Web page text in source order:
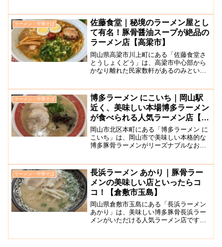
小麦粉をブレンドした低加水の中太麺が
特徴的。麺はもっちりと...
ラーメン・中華そば
佐藤食堂｜秘境のラーメン屋とし
て有名！豚骨醤油スープが絶品の
ラーメン店【高梁市】
岡山県高梁市川上町にある「佐藤食堂さ
とうしょくどう」は、高梁市中心部から
かなり離れた民家数軒があるのみという
き、のどかな景色にとても癒やされま
す。春には、春には桜が咲き...
ラーメン・中華そば
博多ラーメン にこいち｜岡山駅
近く、美味しい本場博多ラーメン
が食べられる人気ラーメン店【岡
山本町】
岡山市北区本町にある「博多ラーメン に
こいち」は、岡山市で美味しい本格的な
博多豚骨ラーメンがリーズナブルなお値
どの高島屋隣のビル、地下グルメ街でア
クセスにも優れており、...
ラーメン・中華そば
長浜ラーメン あかり｜豚骨ラー
メンの美味しい店といったらコ
コ！【倉敷市玉島】
岡山県倉敷市玉島にある「長浜ラーメン
あかり」は、美味しい博多豚骨長浜ラー
メンがいただける人気ラーメン店です。